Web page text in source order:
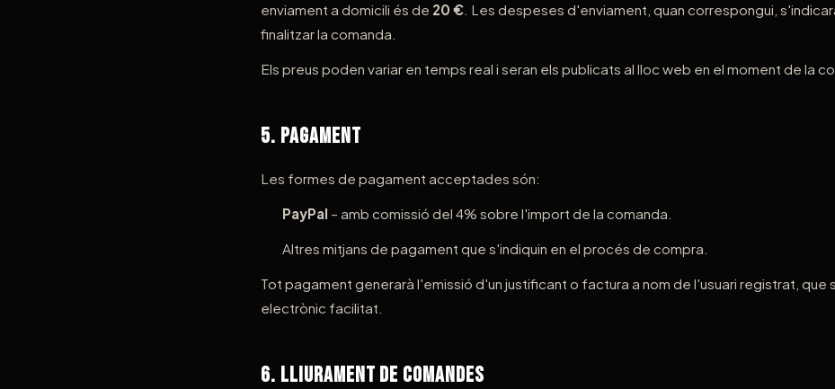
enviament a domicili és de 20 € . Les despeses d'enviament, quan correspongui,
finalitzar la comanda.
Els preus poden variar en temps real i seran els publicats al lloc web en el moment de la
5. Pagament
Les formes de pagament acceptades són:
PayPal – amb comissió del 4% sobre l'import de la comanda.
Altres mitjans de pagament que s'indiquin en el procés de compra.
Tot pagament generarà l'emissió d'un justificant o factura a nom de l'usuari registrat, que
electrònic facilitat.
6. Lliurament de Comandes